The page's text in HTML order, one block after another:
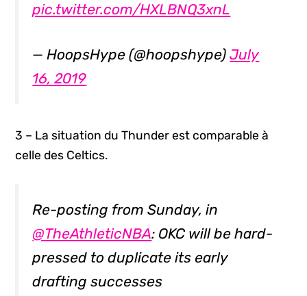
pic.twitter.com/HXLBNQ3xnL
— HoopsHype (@hoopshype)July
16, 2019
3 – La situation du Thunder est comparable à
celle des Celtics.
Re-posting from Sunday, in
@TheAthleticNBA: OKC will be hard-
pressed to duplicate its early
drafting successes